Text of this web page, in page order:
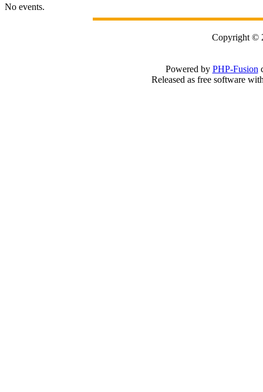
No events.
Copyright ©
Powered by PHP-Fusion
Released as free software